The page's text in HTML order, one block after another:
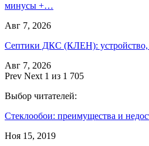
минусы +…
Авг 7, 2026
Септики ДКС (КЛЕН): устройство,
Авг 7, 2026
Prev Next 1 из 1 705
Выбор читателей:
Стеклообои: преимущества и
Ноя 15, 2019